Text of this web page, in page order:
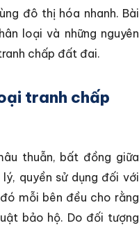
đô thị hóa nhanh. Bài
loại và những nguyên
chấp đất đai.
tranh chấp
thuẫn, bất đồng giữa
quyền sử dụng đối với
mỗi bên đều cho rằng
bảo hộ. Do đối tượng